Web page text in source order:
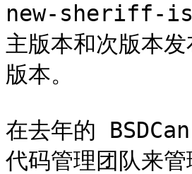
new-sheriff-is-
主版本和次版本
版本。
在去年的
代码管理团队来